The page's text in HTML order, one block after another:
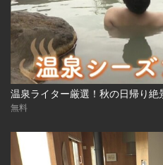
温泉ライター厳選！秋の日帰り
無料